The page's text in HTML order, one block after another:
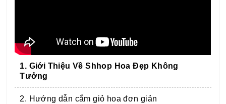
1. Giới Thiệu Về Shhop Hoa Đẹp Không
Tưởng
2. Hướng dẫn cắm giỏ hoa đơn giản